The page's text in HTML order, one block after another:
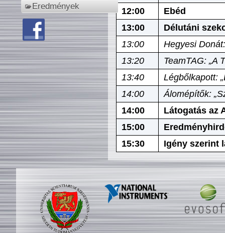
Eredmények
12:00
Ebéd
13:00
Délutáni
13:00
Hegyesi
13:20
TeamTAG: „A
13:40
Légbőlkapott:
14:00
Álomépítők:
14:00
Látogatás az
15:00
15:30
Igény szerint